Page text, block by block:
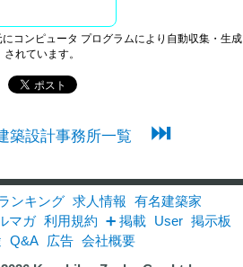
コンピュータ プログラムにより自動収集・生成
されています。
築設計事務所一覧 ⏭
ンキング 求人情報 有名建築家
マガ 利用規約 ➕ 掲載 User 掲示板
Q&A 広告 会社概要